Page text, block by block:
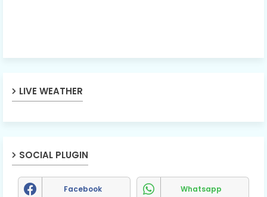
LIVE WEATHER
SOCIAL PLUGIN
Facebook Whatsapp